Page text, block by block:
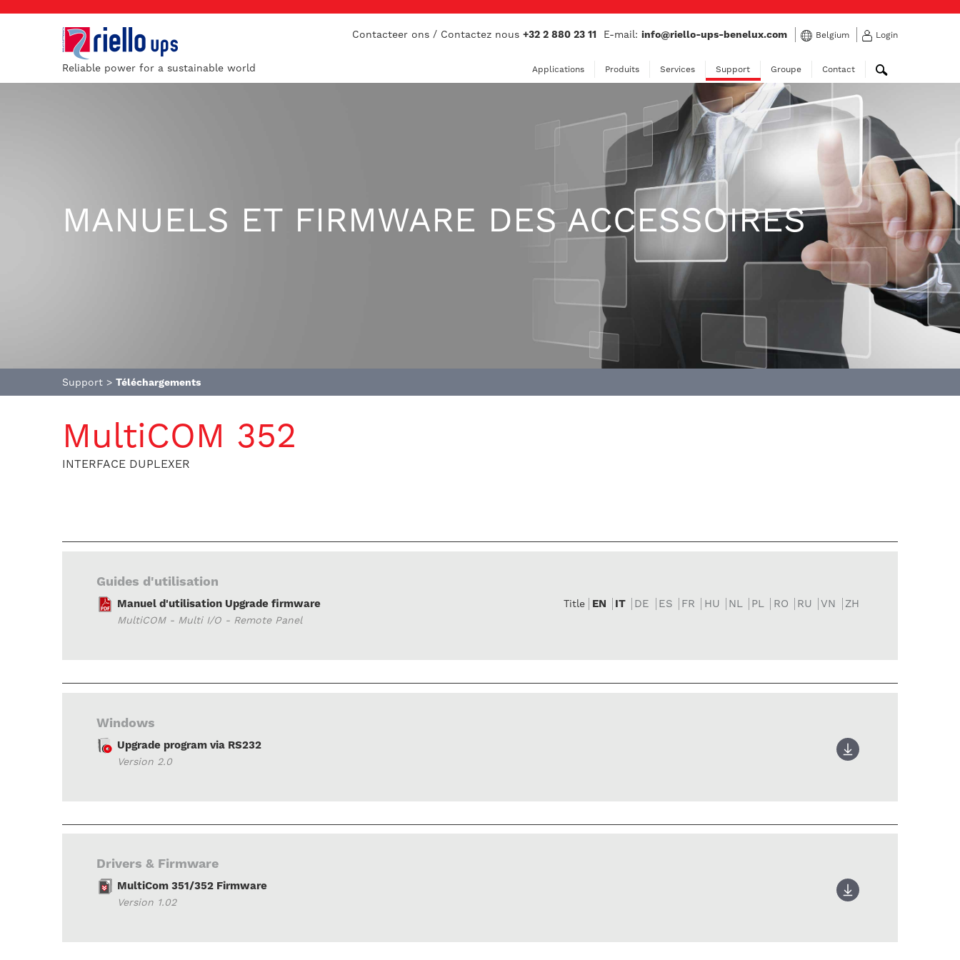
Reliable power for a sustainable world
Contacteer ons / Contactez nous+32 2 880 23 11 E-mail:info@riello-ups-benelux.com Belgium Login
Applications Produits Services Support Groupe Contact
MANUELS ET FIRMWARE DES ACCESSOIRES
Support > Téléchargements
MultiCOM 352
INTERFACE DUPLEXER
Guides d'utilisation
Manuel d'utilisation Upgrade firmware
MultiCOM - Multi I/O - Remote Panel
Title EN IT DE ES FR HU NL PL RO RU VN ZH
Windows
Upgrade program via RS232
Version 2.0
Drivers & Firmware
MultiCom 351/352 Firmware
Version 1.02